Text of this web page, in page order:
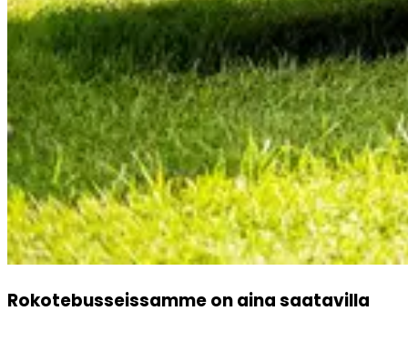
Rokotebusseissamme on aina saatavilla